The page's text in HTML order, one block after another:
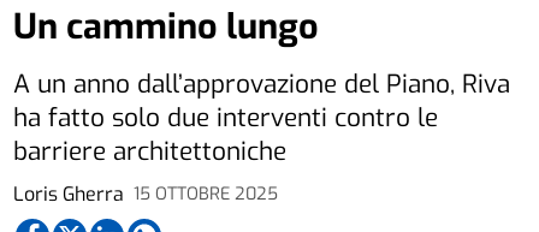
Loris Gherra 15 OTTOBRE 2025
Un cammino lungo
A un anno dall’approvazione del Piano, Riva
ha fatto solo due interventi contro le
barriere architettoniche